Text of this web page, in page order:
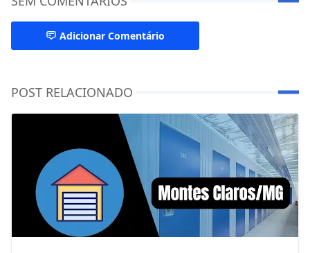
Adicionar Comentário
POST RELACIONADO